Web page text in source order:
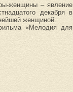
женщины – явление
декабря в
женщиной.
«Мелодия для